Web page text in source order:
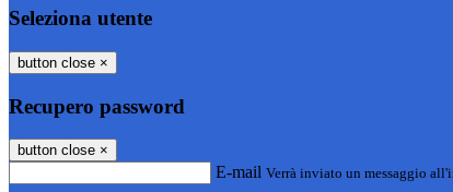
Seleziona utente
button close ×
Recupero password
button close ×
E-mail Verrà inviato un messaggio